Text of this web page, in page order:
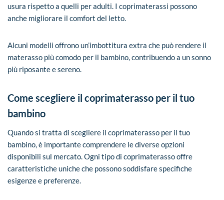
usura rispetto a quelli per adulti. I coprimaterassi possono
anche migliorare il comfort del letto.
Alcuni modelli offrono un’imbottitura extra che può rendere il
materasso più comodo per il bambino, contribuendo a un sonno
più riposante e sereno.
Come scegliere il coprimaterasso per il tuo
bambino
Quando si tratta di scegliere il coprimaterasso per il tuo
bambino, è importante comprendere le diverse opzioni
disponibili sul mercato. Ogni tipo di coprimaterasso offre
caratteristiche uniche che possono soddisfare specifiche
esigenze e preferenze.